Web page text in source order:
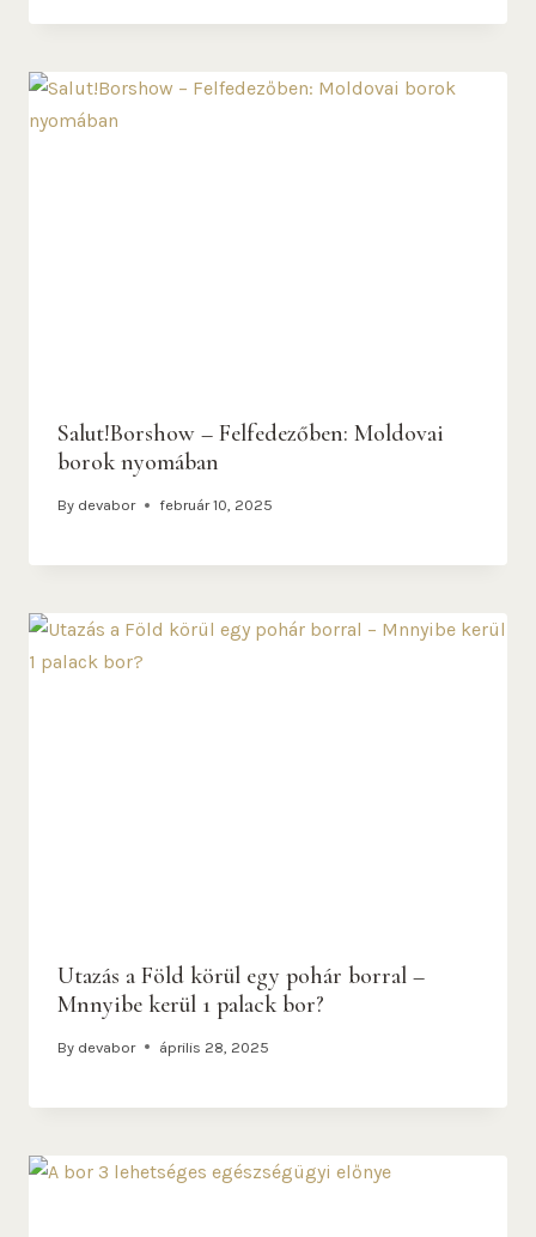
Salut!Borshow – Felfedezőben: Moldovai
borok nyomában
By devabor február 10, 2025
Utazás a Föld körül egy pohár borral –
Mnnyibe kerül 1 palack bor?
By devabor április 28, 2025